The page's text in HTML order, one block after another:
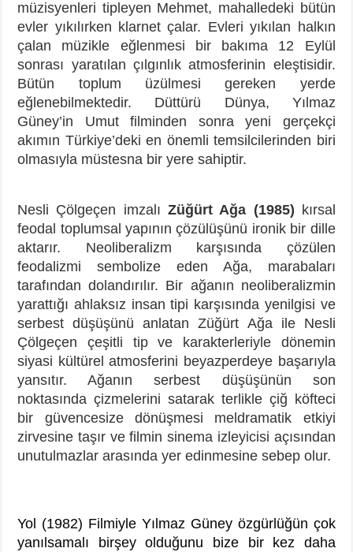
müzisyenleri tipleyen Mehmet, mahalledeki bütün
evler yıkılırken klarnet çalar. Evleri yıkılan halkın
çalan müzikle eğlenmesi bir bakıma 12 Eylül
sonrası yaratılan çılgınlık atmosferinin eleştisidir.
Bütün toplum üzülmesi gereken yerde
eğlenebilmektedir. Düttürü Dünya, Yılmaz
Güney’in Umut filminden sonra yeni gerçekçi
akımın Türkiye’deki en önemli temsilcilerinden biri
olmasıyla müstesna bir yere sahiptir.
Nesli Çölgeçen imzalı Züğürt Ağa (1985) kırsal
feodal toplumsal yapının çözülüşünü ironik bir dille
aktarır. Neoliberalizm karşısında çözülen
feodalizmi sembolize eden Ağa, marabaları
tarafından dolandırılır. Bir ağanın neoliberalizmin
yarattığı ahlaksız insan tipi karşısında yenilgisi ve
serbest düşüşünü anlatan Züğürt Ağa ile Nesli
Çölgeçen çeşitli tip ve karakterleriyle dönemin
siyasi kültürel atmosferini beyazperdeye başarıyla
yansıtır. Ağanın serbest düşüşünün son
noktasında çizmelerini satarak terlikle çiğ köfteci
bir güvencesize dönüşmesi meldramatik etkiyi
zirvesine taşır ve filmin sinema izleyicisi açısından
unutulmazlar arasında yer edinmesine sebep olur.
Yol (1982) Filmiyle Yılmaz Güney özgürlüğün çok
yanılsamalı birşey olduğunu bize bir kez daha